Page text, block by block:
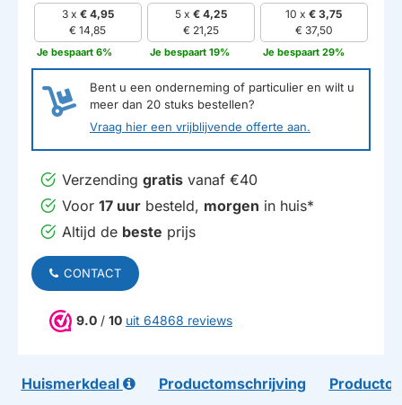
3 x € 4,95
€ 14,85
Je bespaart 6%
5 x € 4,25
€ 21,25
Je bespaart 19%
10 x€ 3,75
€ 37,50
Je bespaart 29%
Bent u een onderneming of particulier en wilt u
meer dan 20 stuks bestellen?
Vraag hier een vrijblijvende offerte aan.
Verzending gratis vanaf €40
Voor 17 uur besteld, morgen in huis*
Altijd de beste prijs
CONTACT
9.0 / 10 uit 64868 reviews
Huismerkdeal Productomschrijving